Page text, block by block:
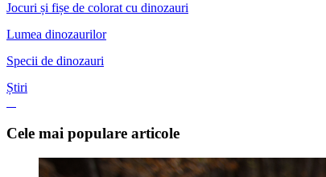
Jocuri și fișe de colorat cu dinozauri
Lumea dinozaurilor
Specii de dinozauri
Știri
Cele mai populare articole